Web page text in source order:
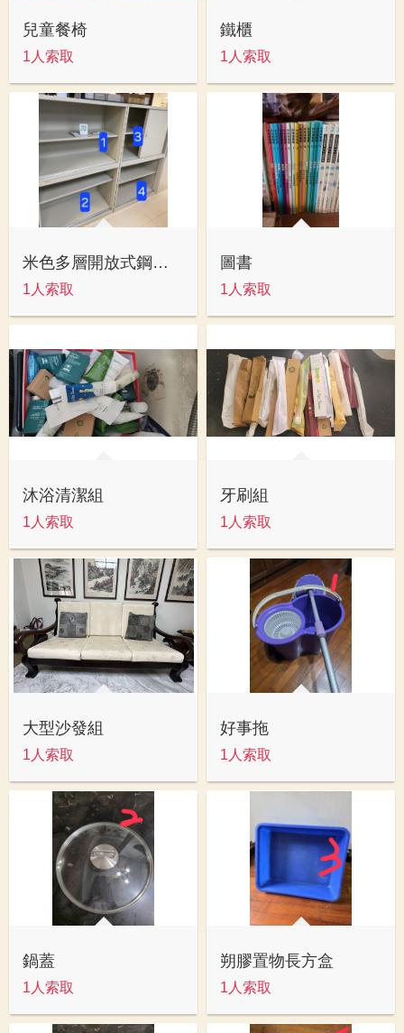
兒童餐椅
1人索取
鐵櫃
1人索取
米色多層開放式鋼製辦公鐵櫃
1人索取
圖書
1人索取
沐浴清潔組
1人索取
牙刷組
1人索取
大型沙發組
1人索取
好事拖
1人索取
鍋蓋
1人索取
朔膠置物長方盒
1人索取